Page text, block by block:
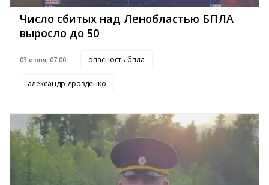
Число сбитых над Ленобластью БПЛА
выросло до 50
03 июня, 07:00 опасность бпла
александр дрозденко